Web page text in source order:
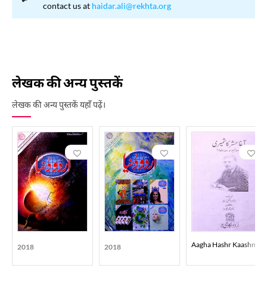
contact us at haidar.ali@rekhta.org
लेखक की अन्य पुस्तकें
लेखक की अन्य पुस्तकें यहाँ पढ़ें।
2018 2018 Aagha Hashr Kaashmiri